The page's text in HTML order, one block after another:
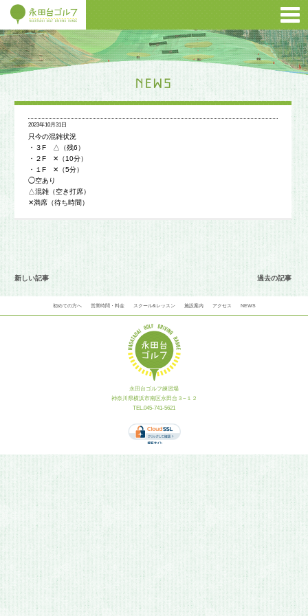
2023年10月31日
只今の混雑状況
・３F △（残6）
・２F ✕（10分）
・１F ✕（5分）
◯空あり
△混雑（空き打席）
✕満席（待ち時間）
新しい記事 過去の記事
初めての方へ 営業時間・料金 スクール&レッスン 施設案内 アクセス NEWS
永田台ゴルフ練習場
神奈川県横浜市南区永田台３−１２
TEL.045-741-5621